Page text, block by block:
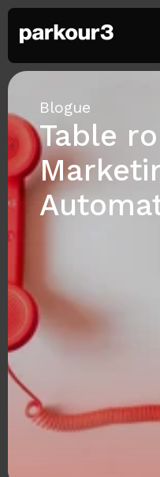
Blogue
Table